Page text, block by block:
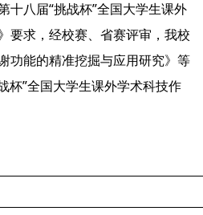
十八届“挑战杯”全国大学生课外
要求，经校赛、省赛评审，我校
功能的精准挖掘与应用研究》等
杯”全国大学生课外学术科技作